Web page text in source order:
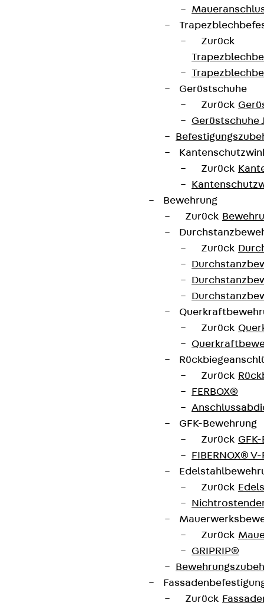
Zurück
Gerüstschuhe
Zurück
Gerüstschuhe
Zurück
Bewehrung
Zurück
Zurück
Zurück
Zurück
FERBOX®
GFK-Bewehrung
Zurück
FIBERNOX® V-
Zurück
Zurück
GRIPRIP®
Zurück
Partner von Anfang bis Zukunft.